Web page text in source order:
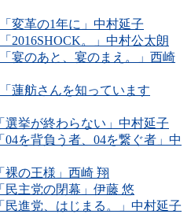
変革の1年に」中村延子
2016SHOCK。」中村公太朗
宴のあと、宴のまえ。」西崎
蓮舫さんを知っています
選挙が終わらない」中村延子
04を背負う者、04を繋ぐ者」中
裸の王様」西崎 翔
民主党の閉幕」伊藤 悠
民進党、はじまる。」中村延子